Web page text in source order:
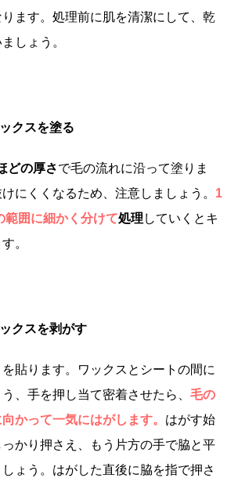
ます。処理前に肌を清潔にして、乾
しょう。
クスを塗る
どの厚さで毛の流れに沿って塗りま
にくくなるため、注意しましょう。 1
囲に細かく分けて処理 していくとキ
。
クスを剥がす
貼ります。ワックスとシートの間に
、手を押し当て密着させたら、毛の
かって一気にはがします。 はがす始
かり押さえ、もう片方の手で脇と平
ょう。はがした直後に脇を指で押さ